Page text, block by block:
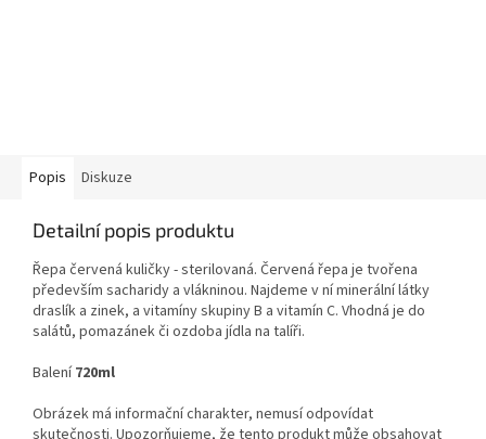
Popis Diskuze
Detailní popis produktu
Řepa červená kuličky -sterilovaná. Červená řepa je tvořena
především sacharidy a vlákninou. Najdeme v ní minerální látky
draslík a zinek, a vitamíny skupiny B a vitamín C. Vhodná je do
salátů, pomazánek či ozdoba jídla na talíři.
Balení720ml
Obrázek má informační charakter, nemusí odpovídat